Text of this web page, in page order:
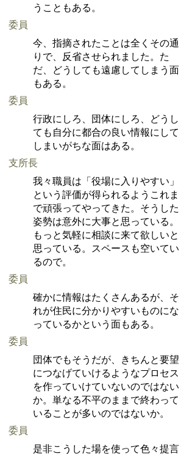
うこともある。
委員
今、指摘されたことは全くその通
りで、反省させられました。た
だ、どうしても遠慮してしまう面
もある。
委員
行政にしろ、団体にしろ、どうし
ても自分に都合の良い情報にして
しまいがちな面はある。
支所長
我々職員は「役場に入りやすい」
という評価が得られるようこれま
で頑張ってやってきた。そうした
姿勢は意外に大事と思っている。
もっと気軽に相談に来て欲しいと
思っている。スペースも空いてい
るので。
委員
確かに情報はたくさんあるが、そ
れが住民に分かりやすいものにな
っているかという面もある。
委員
団体でもそうだが、きちんと要望
につなげていけるようなプロセス
を作っていけていないのではない
か。単なる不平のままで終わって
いることが多いのではないか。
委員
是非こうした場を使って色々提言